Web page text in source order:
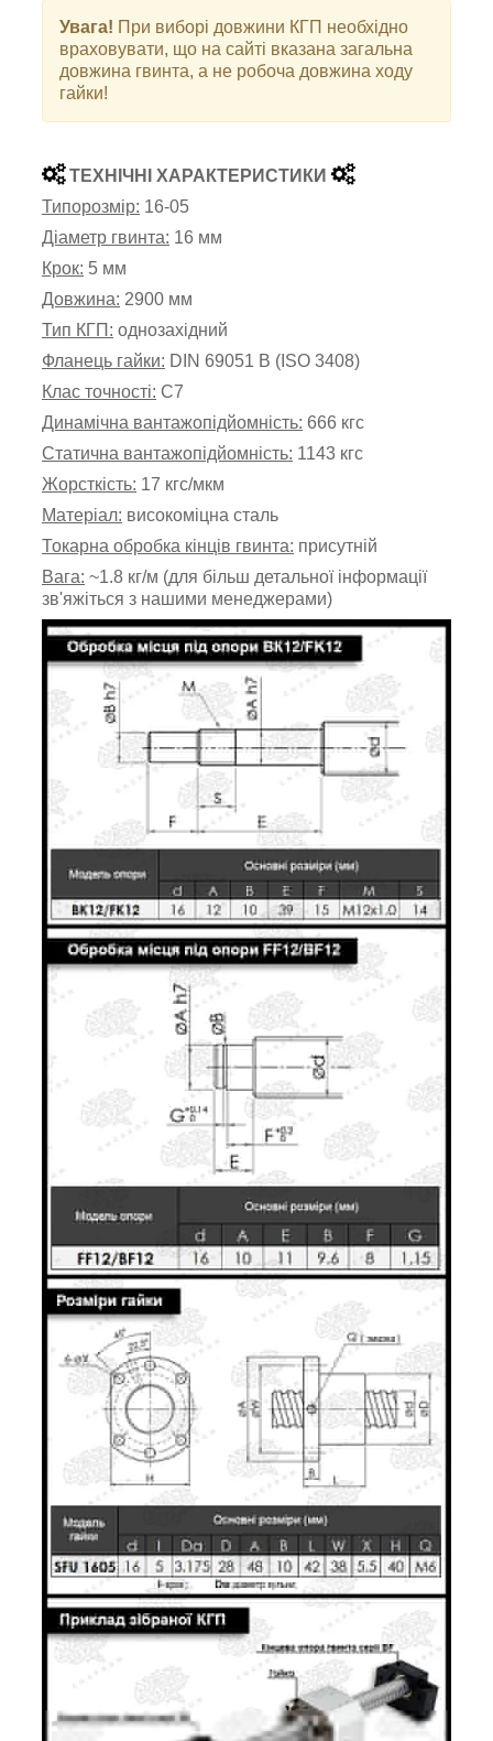
Увага! При виборі довжини КГП необхідно
враховувати, що на сайті вказана загальна
довжина гвинта, а не робоча довжина ходу
гайки!
ТЕХНІЧНІ ХАРАКТЕРИСТИКИ
Типорозмір: 16-05
Діаметр гвинта: 16 мм
Крок: 5 мм
Довжина: 2900 мм
Тип КГП: однозахідний
Фланець гайки: DIN 69051 B (ISO 3408)
Клас точності: С7
Динамічна вантажопідйомність: 666 кгс
Статична вантажопідйомність: 1143 кгс
Жорсткість: 17 кгс/мкм
Матеріал: високоміцна сталь
Токарна обробка кінців гвинта: присутній
Вага: ~1.8 кг/м (для більш детальної інформації
зв'яжіться з нашими менеджерами)